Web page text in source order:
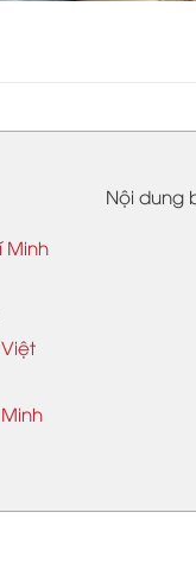
Nội dung
Minh